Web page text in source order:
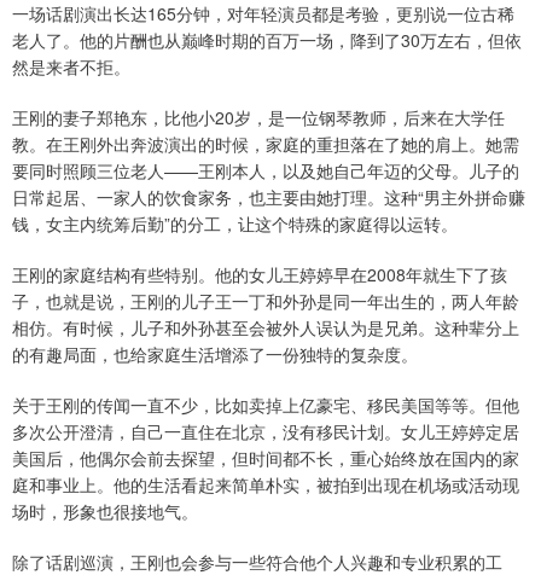
一场话剧演出长达165分钟，对年轻演员都是考验，更别说一位古稀
老人了。他的片酬也从巅峰时期的百万一场，降到了30万左右，但依
然是来者不拒。
王刚的妻子郑艳东，比他小20岁，是一位钢琴教师，后来在大学任
教。在王刚外出奔波演出的时候，家庭的重担落在了她的肩上。她需
要同时照顾三位老人——王刚本人，以及她自己年迈的父母。儿子的
日常起居、一家人的饮食家务，也主要由她打理。这种“男主外拼命赚
钱，女主内统筹后勤”的分工，让这个特殊的家庭得以运转。
王刚的家庭结构有些特别。他的女儿王婷婷早在2008年就生下了孩
子，也就是说，王刚的儿子王一丁和外孙是同一年出生的，两人年龄
相仿。有时候，儿子和外孙甚至会被外人误认为是兄弟。这种辈分上
的有趣局面，也给家庭生活增添了一份独特的复杂度。
关于王刚的传闻一直不少，比如卖掉上亿豪宅、移民美国等等。但他
多次公开澄清，自己一直住在北京，没有移民计划。女儿王婷婷定居
美国后，他偶尔会前去探望，但时间都不长，重心始终放在国内的家
庭和事业上。他的生活看起来简单朴实，被拍到出现在机场或活动现
场时，形象也很接地气。
除了话剧巡演，王刚也会参与一些符合他个人兴趣和专业积累的工